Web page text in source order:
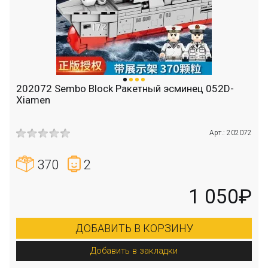
202072 Sembo Block Ракетный эсминец 052D-
Xiamen
Арт.: 202072
370 2
1 050₽
ДОБАВИТЬ В КОРЗИНУ
Добавить в закладки